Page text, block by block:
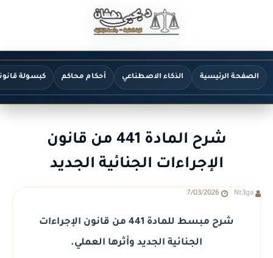
الصفحة الرئيسية الذكاء الاصطناعي أحكام محاكم كبسولة
شرح المادة 441 من قانون
الإجراءات الجنائية الجديد
Nt3ga
7/03/2026
شرح مبسط للمادة 441 من قانون الإجراءات
الجنائية الجديد وأثرها العملي.